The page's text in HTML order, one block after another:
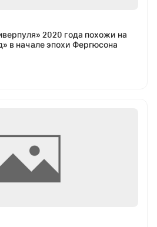
2020 года похожи на
в начале эпохи Фергюсона